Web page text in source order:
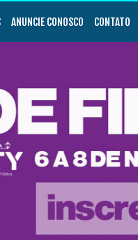
ANUNCIE CONOSCO CONTATO